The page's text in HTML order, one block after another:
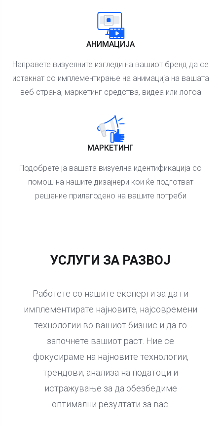
АНИМАЦИЈА
Направете визуелните изгледи на вашиот бренд да се
истакнат со имплементирање на анимација на вашата
веб страна, маркетинг средства, видеа или логоа
МАРКЕТИНГ
Подобрете ја вашата визуелна идентификација со
помош на нашите дизајнери кои ќе подготват
решение прилагодено на вашите потреби
УСЛУГИ ЗА РАЗВОЈ
Работете со нашите експерти за да ги
имплементирате најновите, најсовремени
технологии во вашиот бизнис и да го
започнете вашиот раст. Ние се
фокусираме на најновите технологии,
трендови, анализа на податоци и
истражување за да обезбедиме
оптимални резултати за вас.